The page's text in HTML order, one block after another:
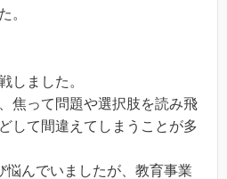
。
しました。
焦って問題や選択肢を読み飛
して間違えてしまうことが多
悩んでいましたが、教育事業